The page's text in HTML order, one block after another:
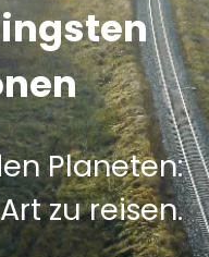
Planeten:
zu reisen.